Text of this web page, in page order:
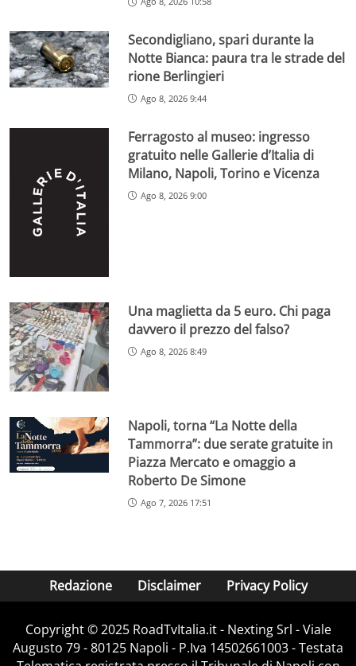
Secondigliano, spari durante la
Notte Bianca: paura tra le strade del
rione Berlingieri
Ago 8, 2026 9:44
Ferragosto al museo: ingresso
gratuito nelle Gallerie d’Italia di
Milano, Napoli, Torino e Vicenza
Ago 8, 2026 9:00
Una maglietta da 5 euro. Chi paga
davvero il prezzo del falso?
Ago 8, 2026 8:49
Napoli, torna “La Notte della
Tammorra”: due serate gratuite in
Piazza Mercato e omaggio a
Roberto De Simone
Ago 7, 2026 17:51
Redazione Disclaimer Privacy Policy
Copyright ©️ 2025 RoadTvItalia.it - Nexting Srl - Viale
Augusto 79 - 80125 Napoli - P.Iva 14502661003 - Testata